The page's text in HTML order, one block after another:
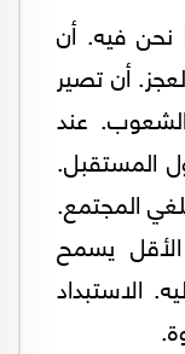
فيه. أن
أن تصير
الشعوب. عند
المستقبل.
المجتمع.
الأقل يسمح
الاستبداد